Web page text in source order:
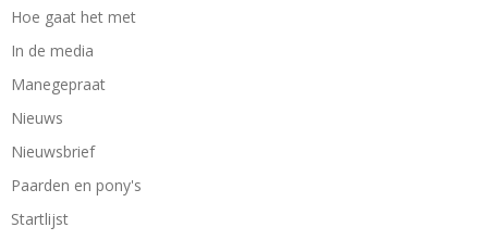
Hoe gaat het met
In de media
Manegepraat
Nieuws
Nieuwsbrief
Paarden en pony's
Startlijst